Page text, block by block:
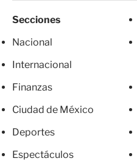
Secciones
Nacional
Internacional
Finanzas
Ciudad de México
Deportes
Espectáculos